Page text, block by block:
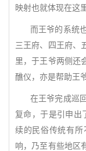
映射也就体现在这
而王爷的系统也
三王府、四王府、
里，于王爷两侧还
醮仪，亦是帮助王
在王爷完成巡回
复命，于是引申出
续的民俗传统有
响，乃至有些地区